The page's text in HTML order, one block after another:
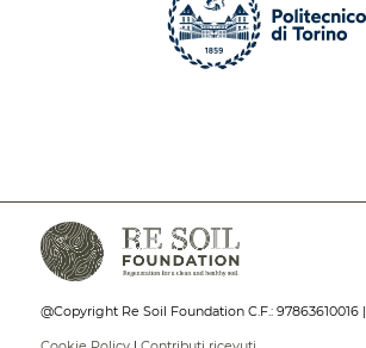
@Copyright Re Soil Foundation C.F.: 97863610016 |